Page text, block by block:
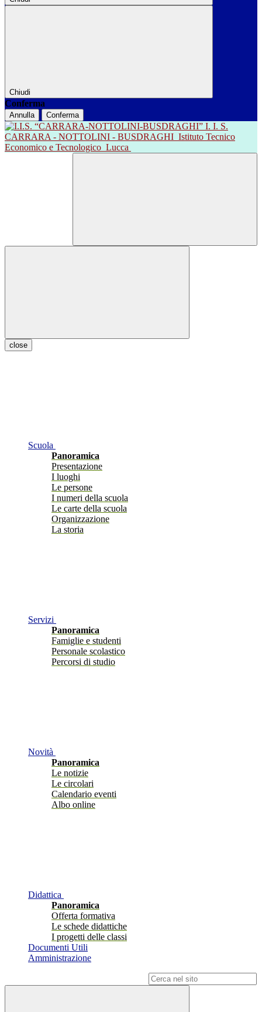
Chiudi
Conferma
Annulla Conferma
I. I. S.
CARRARA - NOTTOLINI - BUSDRAGHI Istituto Tecnico
Economico e Tecnologico Lucca
close
Scuola
Panoramica
Presentazione
I luoghi
Le persone
I numeri della scuola
Le carte della scuola
Organizzazione
La storia
Servizi
Panoramica
Famiglie e studenti
Personale scolastico
Percorsi di studio
Novità
Panoramica
Le notizie
Le circolari
Calendario eventi
Albo online
Didattica
Panoramica
Offerta formativa
Le schede didattiche
I progetti delle classi
Documenti Utili
Amministrazione